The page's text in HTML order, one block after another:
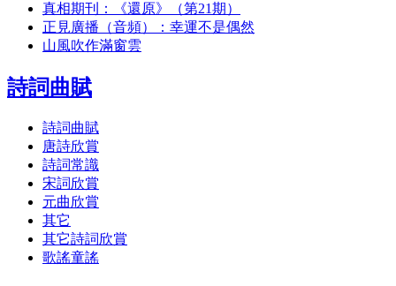
真相期刊：《還原》（第21期）
正見廣播（音頻）：幸運不是偶然
山風吹作滿窗雲
詩詞曲賦
詩詞曲賦
唐詩欣賞
詩詞常識
宋詞欣賞
元曲欣賞
其它
其它詩詞欣賞
歌謠童謠